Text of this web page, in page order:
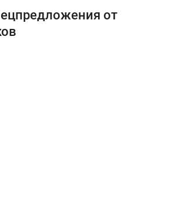
от